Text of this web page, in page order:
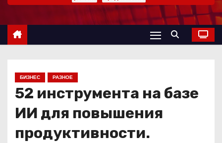
р
БИЗНЕС РАЗНОЕ
52 инструмента на базе
ИИ для повышения
продуктивности.